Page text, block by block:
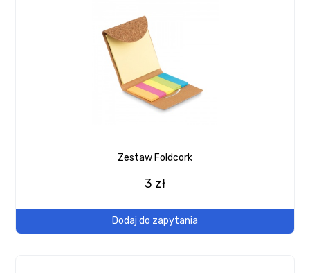
Zestaw Foldcork
3 zł
Dodaj do zapytania